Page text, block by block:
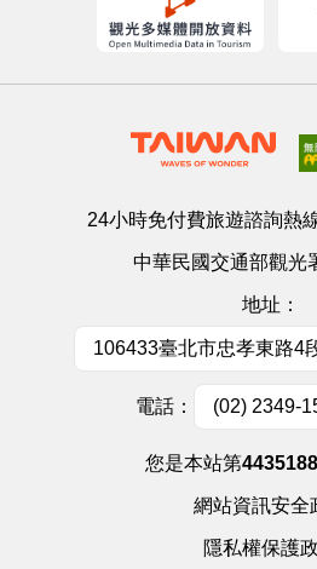
24小時免付費旅遊諮詢熱
中華民國交通部觀光
地址：
106433臺北市忠孝東路4
電話： (02) 2349-
您是本站第
網站資訊安全
隱私權保護